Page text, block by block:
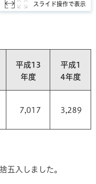
スライド操作で表示
平成13
年度
平成1
4年度
7,017 3,289
五入しました。